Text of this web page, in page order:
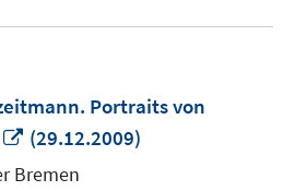
Portraits von
In
(29.12.2009)
Bremen